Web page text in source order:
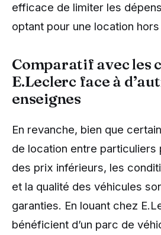
efficace de limiter les
optant pour une location hors
Comparatif avec les
E.Leclerc face à
enseignes
En revanche, bien que
de location entre
des prix inférieurs, les
et la qualité des véhicules
garanties. En louant chez
bénéficient d’un parc de